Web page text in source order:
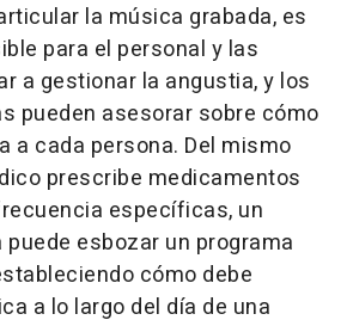
la música grabada, es
para el personal y las
a gestionar la angustia, y los
pueden asesorar sobre cómo
a cada persona. Del mismo
prescribe medicamentos
específicas, un
esbozar un programa
cómo debe
a lo largo del día de una